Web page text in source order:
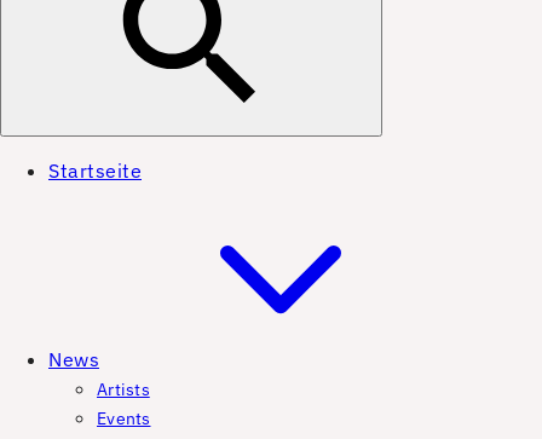
Startseite
News
Artists
Events